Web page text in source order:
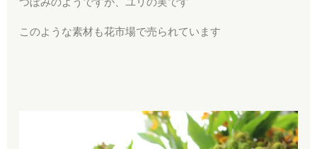
このような素材も花市場で売られています